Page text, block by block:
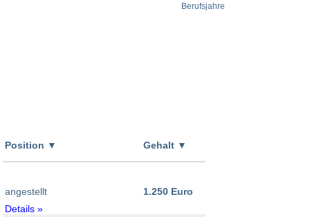
Berufsjahre
Position ▼ Gehalt ▼
angestellt
Details »
1.250 Euro